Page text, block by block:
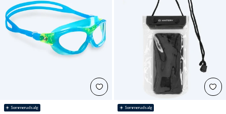
☀️ Sommerudsalg ☀️ Sommerudsalg